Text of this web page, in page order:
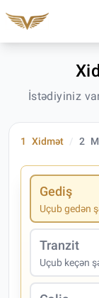
İstədiyiniz
1 Xidmət 2
Gediş
Uçub gedən
Tranzit
Uçub keçən